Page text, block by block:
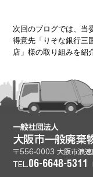
次回のブログでは、当
得意先「りそな銀行三
店」様の取り組みを紹